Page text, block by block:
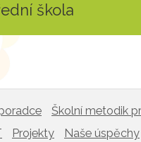
škola
Školní metodik
Projekty
Naše úspěchy